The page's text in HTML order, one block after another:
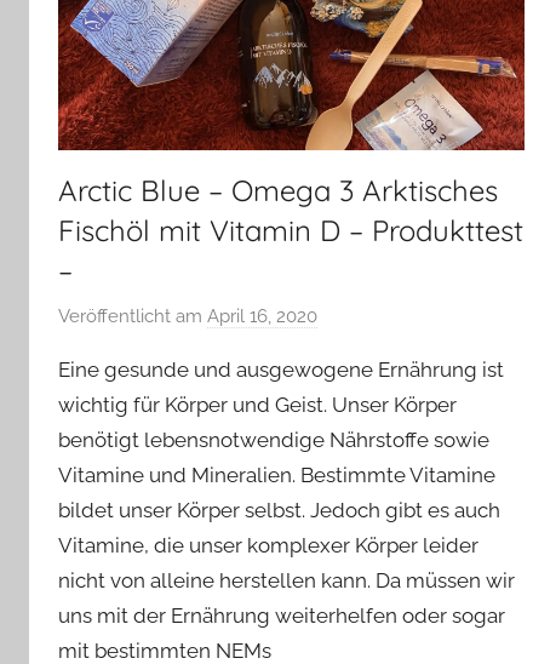
Arctic Blue – Omega 3 Arktisches
Fischöl mit Vitamin D – Produkttest
–
Veröffentlicht am April 16, 2020
n
Y
v
o
n
n
e
Eine gesunde und ausgewogene Ernährung ist
wichtig für Körper und Geist. Unser Körper
benötigt lebensnotwendige Nährstoffe sowie
Vitamine und Mineralien. Bestimmte Vitamine
bildet unser Körper selbst. Jedoch gibt es auch
Vitamine, die unser komplexer Körper leider
nicht von alleine herstellen kann. Da müssen wir
uns mit der Ernährung weiterhelfen oder sogar
mit bestimmten NEMs